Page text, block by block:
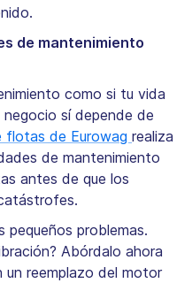
de mantenimiento
como si tu vida
sí depende de
flotas de Eurowag realiza
de mantenimiento
antes de que los
pequeños problemas.
Abórdalo ahora
reemplazo del motor